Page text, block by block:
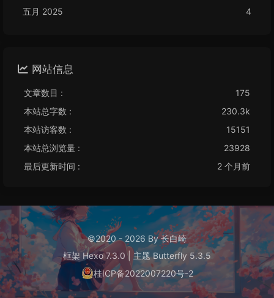
五月 2025
4
网站信息
文章数目 :
175
本站总字数 :
230.3k
本站访客数 :
15151
本站总浏览量 :
23928
最后更新时间 :
2 个月前
©2020 - 2026 By 长白崎
框架Hexo 7.3.0 | 主题Butterfly 5.3.5
桂ICP备2022007220号-2